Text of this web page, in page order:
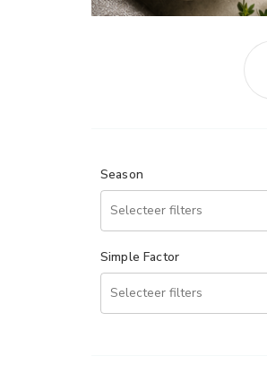
Season
Simple Factor